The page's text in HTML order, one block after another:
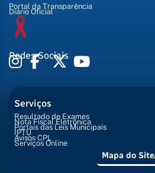
Portal da Transparência
Diário Oficial
Redes Sociais
Serviços
Resultado de Exames
Nota Fiscal Eletrônica
Portais das Leis Municipais
IPTU
Avisos CPL
Serviços Online
Mapa do Site